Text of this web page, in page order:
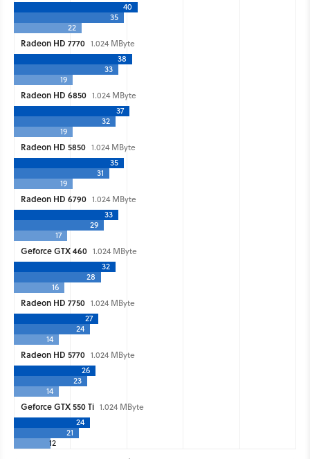
40
35
22
Radeon HD 7770 1.024 MByte
38
33
19
Radeon HD 6850 1.024 MByte
37
32
19
Radeon HD 5850 1.024 MByte
35
31
19
Radeon HD 6790 1.024 MByte
33
29
17
Geforce GTX 460 1.024 MByte
32
28
16
Radeon HD 7750 1.024 MByte
27
24
14
Radeon HD 5770 1.024 MByte
26
23
14
Geforce GTX 550 Ti 1.024 MByte
24
21
12